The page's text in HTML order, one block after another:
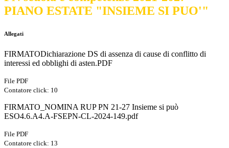
PIANO ESTATE "INSIEME SI PUO'"
Allegati
FIRMATODichiarazione DS di assenza di cause di conflitto di
interessi ed obblighi di asten.PDF
File PDF
Contatore click: 10
FIRMATO_NOMINA RUP PN 21-27 Insieme si può
ESO4.6.A4.A-FSEPN-CL-2024-149.pdf
File PDF
Contatore click: 13